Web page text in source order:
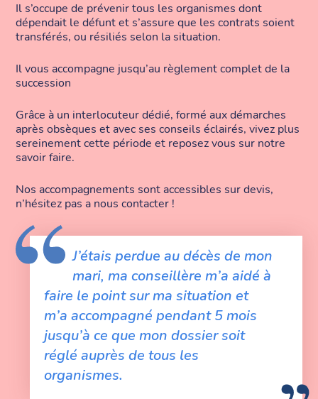
Il s’occupe de prévenir tous les organismes dont
dépendait le défunt et s’assure que les contrats soient
transférés, ou résiliés selon la situation.
Il vous accompagne jusqu’au règlement complet de la
succession
Grâce à un interlocuteur dédié, formé aux démarches
après obsèques et avec ses conseils éclairés, vivez plus
sereinement cette période et reposez vous sur notre
savoir faire.
Nos accompagnements sont accessibles sur devis,
n’hésitez pas a nous contacter !
J’étais perdue au décès de mon
mari, ma conseillère m’a aidé à
faire le point sur ma situation et
m’a accompagné pendant 5 mois
jusqu’à ce que mon dossier soit
réglé auprès de tous les
organismes.